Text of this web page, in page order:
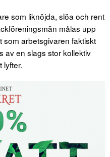
som liknöjda, slöa och rent
målas upp
som arbetsgivaren faktiskt
av en slags stor kollektiv
lyfter.